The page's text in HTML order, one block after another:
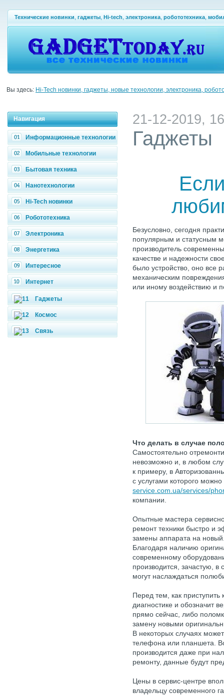
Технические новинки гаджеты Hi-tech электроника робототехника
Вы здесь: Hi-Tech новинки, гаджеты, новые технологии, электроника,
Навигация
Информационные технологии
Мобильные технологии
Бытовая техника
Нанотехнологии
Hi-Tech новинки
Робототехника
Электроника
Энергетика
Интересное
Интернет
Гаджеты
Космос
Связь
21-12-2019,
Гаджеты
Безусловно, сегодня
популярным и статусным
производитель
качестве и надежности
было устройство, оно все
механическим
или иному воздействию и
Что делать в случае
Самостоятельно
невозможно и, в любом
к примеру, в
с услугами которого
service.com.ua/services/
компании.
Опытные мастера
ремонт техники быстро и
замены аппарата на
Благодаря наличию
современному
производится, зачастую,
могут наслаждаться
Перед тем, как приступить
диагностике и обозначит
прямо сейчас, либо
замену новыми
В некоторых случаях
телефона или планшета.
производится даже при
ремонту, данные будут
Цены в сервис-центре
владельцу современного